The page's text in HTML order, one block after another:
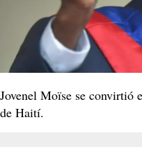
Jovenel Moïse se convirtió
de Haití.